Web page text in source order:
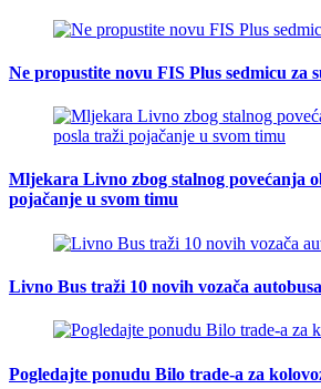
Ne propustite novu FIS Plus sedmicu za
Mljekara Livno zbog stalnog povećanja
pojačanje u svom timu
Livno Bus traži 10 novih vozača autobusa
Pogledajte ponudu Bilo trade-a za